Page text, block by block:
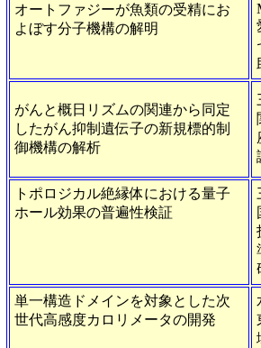
オートファジーが魚類の受精にお
よぼす分子機構の解明
がんと概日リズムの関連から同定
したがん抑制遺伝子の新規標的制
御機構の解析
トポロジカル絶縁体における量子
ホール効果の普遍性検証
単一構造ドメインを対象とした次
世代高感度カロリメータの開発